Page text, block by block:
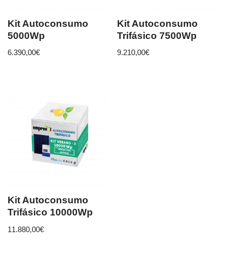
Kit Autoconsumo
5000Wp
6.390,00€
Kit Autoconsumo
Trifásico 7500Wp
9.210,00€
Kit Autoconsumo
Trifásico 10000Wp
11.880,00€